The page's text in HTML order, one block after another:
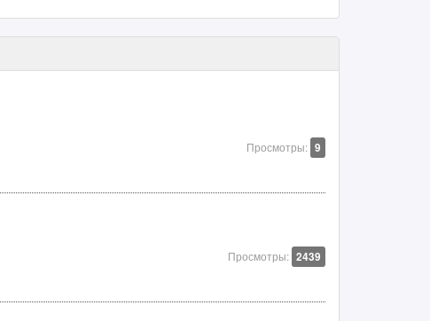
Просмотры: 9
Просмотры: 2439